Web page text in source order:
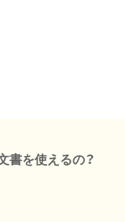
書を使えるの？